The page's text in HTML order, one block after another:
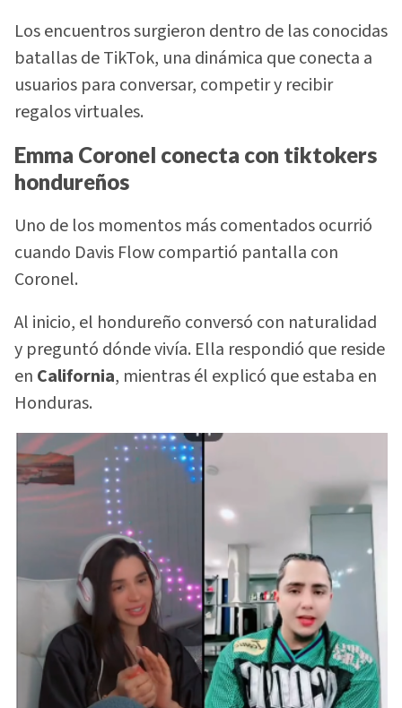
Los encuentros surgieron dentro de las conocidas
batallas de TikTok, una dinámica que conecta a
usuarios para conversar, competir y recibir
regalos virtuales.
Emma Coronel conecta con tiktokers
hondureños
Uno de los momentos más comentados ocurrió
cuando Davis Flow compartió pantalla con
Coronel.
Al inicio, el hondureño conversó con naturalidad
y preguntó dónde vivía. Ella respondió que reside
en California, mientras él explicó que estaba en
Honduras.